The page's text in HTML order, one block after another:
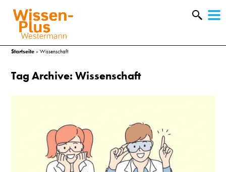
Startseite »Wissenschaft
Tag Archive: Wissenschaft